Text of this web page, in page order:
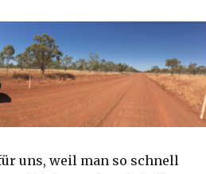
uns, weil man so schnell